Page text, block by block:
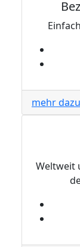
mehr
Weltweit